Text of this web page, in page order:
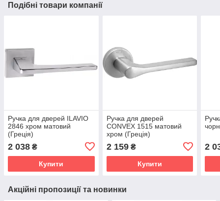
Подібні товари компанії
Ручка для дверей ILAVIO
2846 хром матовий
(Греція)
2 038 ₴
Купити
Ручка для дверей
CONVEX 1515 матовий
хром (Греція)
2 159₴
Купити
2
Акційні пропозиції та новинки